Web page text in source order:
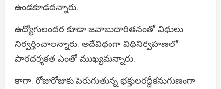
ఉండకూడదన్నారు.
ఉద్యోగులందర కూడా జవాబుదారితనంతో విధులు
నిర్వర్తించాలన్నారు. అదేవిధంగా విధినిర్వహణలో
పారదర్శకత ఎంతో ముఖ్యమన్నారు.
కాగా. రోజురోజుకు పెరుగుతున్న భక్తులరద్దీకనుగుణంగా